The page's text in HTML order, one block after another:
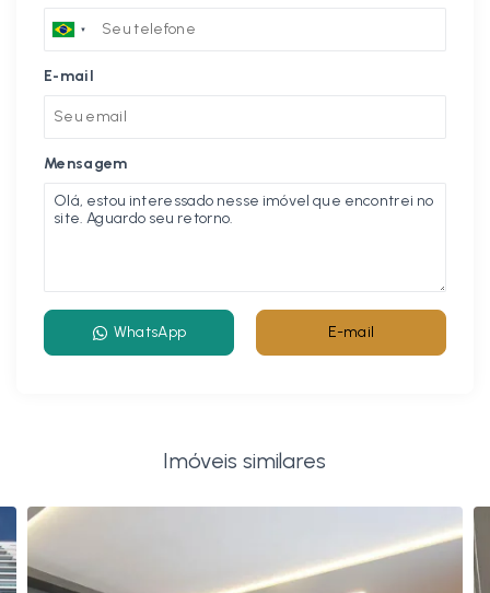
E-mail
Mensagem
WhatsApp E-mail
Imóveis similares